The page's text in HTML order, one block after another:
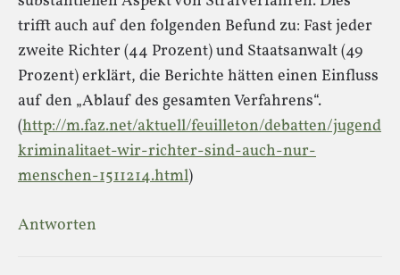
trifft auch auf den folgenden Befund zu: Fast jeder
zweite Richter (44 Prozent) und Staatsanwalt (49
Prozent) erklärt, die Berichte hätten einen Einfluss
auf den „Ablauf des gesamten Verfahrens“.
(http://m.faz.net/aktuell/feuilleton/debatten/jugend
kriminalitaet-wir-richter-sind-auch-nur-
menschen-1511214.html)
Antworten